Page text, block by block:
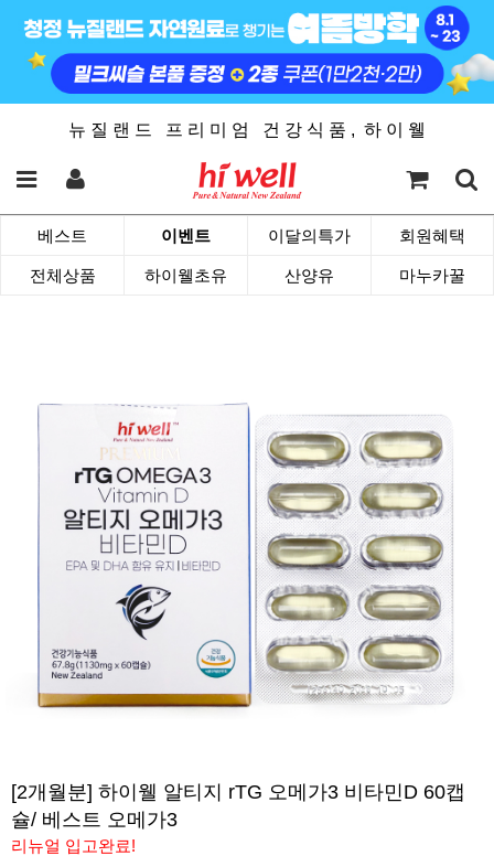
뉴 질 랜 드 프 리 미 엄 건 강 식 품 , 하 이 웰
베스트 이벤트 이달의특가 회원혜택
전체상품 하이웰초유 산양유 마누카꿀
[2개월분] 하이웰 알티지 rTG 오메가3 비타민D 60캡
슐/ 베스트 오메가3
리뉴얼 입고완료!